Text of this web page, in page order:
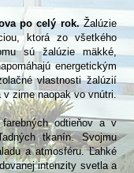
po celý rok.Žalúzie
ktorá zo všetkého
sú žalúzie mäkké,
energetickým
vlastnosti žalúzií
v zime naopak vo vnútri.
odtieňov a v
tkanín. Svojmu
a atmosféru. Ľahké
intenzity svetla a